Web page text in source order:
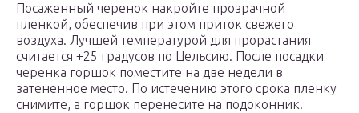
Посаженный черенок накройте прозрачной
пленкой, обеспечив при этом приток свежего
воздуха. Лучшей температурой для прорастания
считается +25 градусов по Цельсию. После посадки
черенка горшок поместите на две недели в
затененное место. По истечению этого срока пленку
снимите, а горшок перенесите на подоконник.